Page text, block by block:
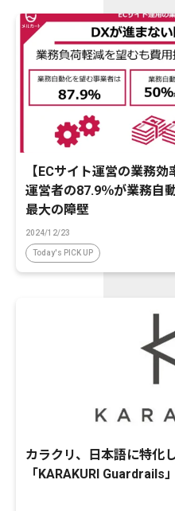
【ECサイト運営の業務
運営者の87.9％が業務自
最大の障壁
2024/12/23
Today's PICK UP
カラクリ、日本語に特化
「KARAKURI Guardrails